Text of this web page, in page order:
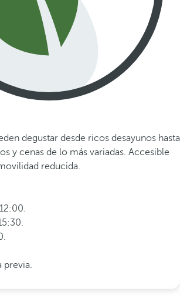
degustar desde ricos desayunos hasta
y cenas de lo más variadas. Accesible
reducida.
previa.